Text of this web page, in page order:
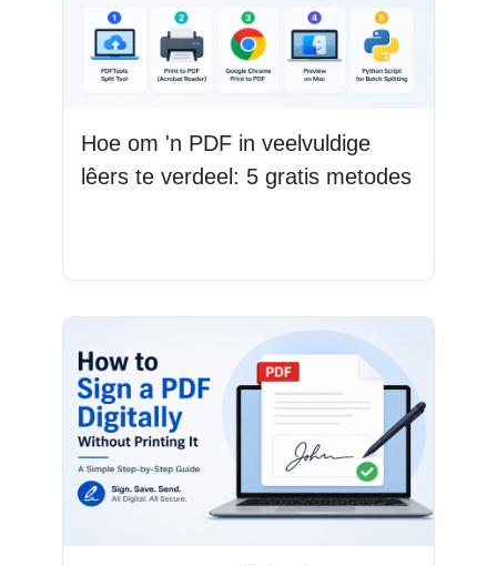
Hoe om 'n PDF in veelvuldige
lêers te verdeel: 5 gratis metodes